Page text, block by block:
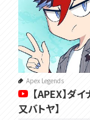
Apex Legends
【APEX】ダ
又バトヤ】